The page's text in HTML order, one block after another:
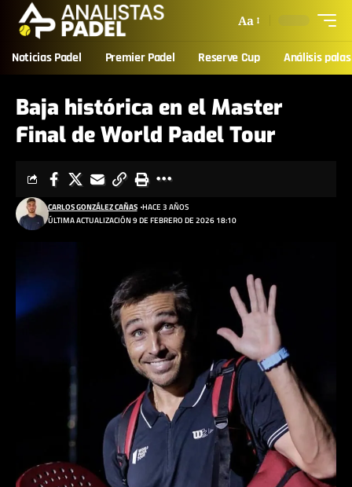
Aa
Noticias Padel Premier Padel Reserve Cup Análisis palas
Baja histórica en el Master
Final de World Padel Tour
ÚLTIMA ACTUALIZACIÓN 9 DE FEBRERO DE 2026 18:10
CARLOS GONZÁLEZ CAÑAS HACE 3 AÑOS